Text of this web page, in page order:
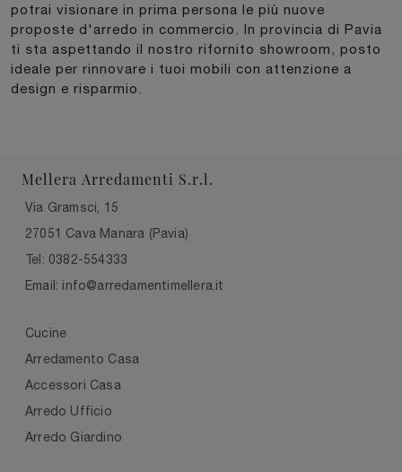
potrai visionare in prima persona le più nuove
proposte d'arredo in commercio. In provincia di Pavia
ti sta aspettando il nostro rifornito showroom, posto
ideale per rinnovare i tuoi mobili con attenzione a
design e risparmio.
Mellera Arredamenti S.r.l.
Via Gramsci, 15
27051 Cava Manara (Pavia)
Tel: 0382-554333
Email: info@arredamentimellera.it
Cucine
Arredamento Casa
Accessori Casa
Arredo Ufficio
Arredo Giardino